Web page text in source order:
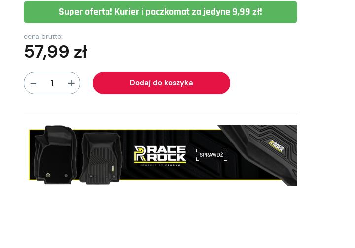
Super oferta! Kurier i paczkomat za jedyne 9,99 zł!
cena brutto:
57,99 zł
- + Dodaj do koszyka